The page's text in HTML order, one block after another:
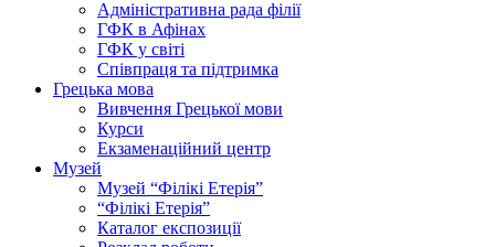
Адміністративна рада філії
ГФК в Афінах
ГФК у світі
Співпраця та підтримка
Грецька мова
Вивчення Грецької мови
Курси
Екзаменаційний центр
Музей
Музей “Філікі Етерія”
“Філікі Етерія”
Каталог експозиції